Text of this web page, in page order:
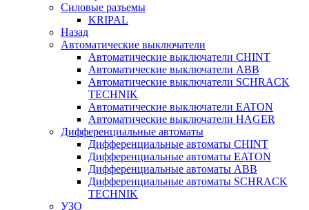
Силовые разъемы
KRIPAL
Назад
Автоматические выключатели
Автоматические выключатели CHINT
Автоматические выключатели ABB
Автоматические выключатели SCHRACK
TECHNIK
Автоматические выключатели EATON
Автоматические выключатели HAGER
Дифференциальные автоматы
Дифференциальные автоматы CHINT
Дифференциальные автоматы EATON
Дифференциальные автоматы ABB
Дифференциальные автоматы SCHRACK
TECHNIK
УЗО